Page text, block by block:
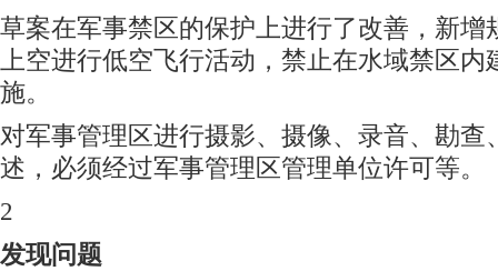
草案在军事禁区的保护上进行了改善，新增
上空进行低空飞行活动，禁止在水域禁区内
施。
对军事管理区进行摄影、摄像、录音、勘查
述，必须经过军事管理区管理单位许可等。
2
发现问题